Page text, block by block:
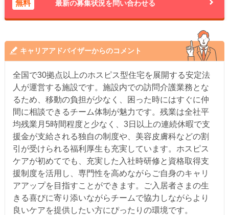
無料 最新の募集状況を問い合わせる
キャリアアドバイザーからのコメント
全国で30拠点以上のホスピス型住宅を展開する安定法
人が運営する施設です。施設内での訪問介護業務とな
るため、移動の負担が少なく、困った時にはすぐに仲
間に相談できるチーム体制が魅力です。残業は全社平
均残業月5時間程度と少なく、3日以上の連続休暇で支
援金が支給される独自の制度や、美容皮膚科などの割
引が受けられる福利厚生も充実しています。ホスピス
ケアが初めてでも、充実した入社時研修と資格取得支
援制度を活用し、専門性を高めながらご自身のキャリ
アアップを目指すことができます。ご入居者さまの生
きる喜びに寄り添いながらチームで協力しながらより
良いケアを提供したい方にぴったりの環境です。